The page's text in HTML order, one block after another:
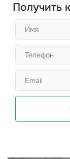
Получить